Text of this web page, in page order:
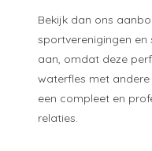
Bekijk dan ons
sportverenigingen
aan, omdat deze
waterfles met
een compleet en
relaties.